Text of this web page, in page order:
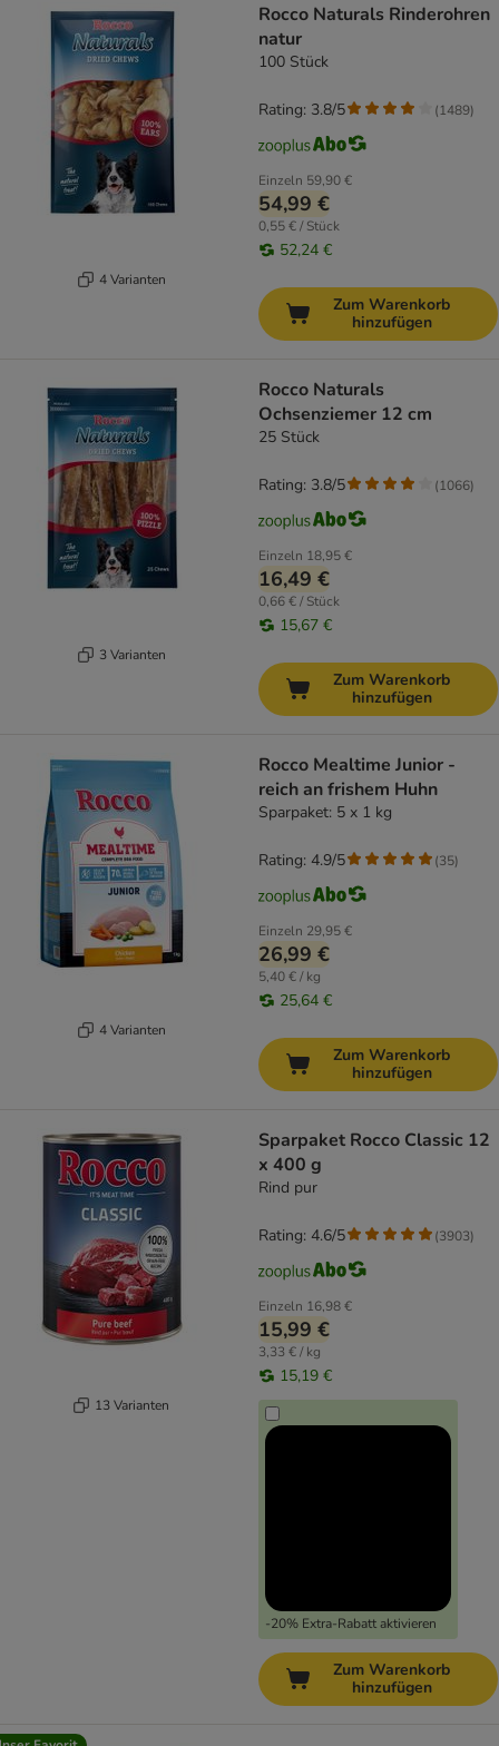
4 Varianten
Rocco Naturals Rinderohren
natur
100 Stück
Einzeln 59,90 €
54,99 €
0,55 € / Stück
52,24 €
Rating: 3.8/5 (1489)
Zum Warenkorb
hinzufügen
3 Varianten
Rocco Naturals
Ochsenziemer 12 cm
25 Stück
Einzeln 18,95 €
16,49 €
0,66 € / Stück
15,67 €
Rating: 3.8/5 (1066)
Zum Warenkorb
hinzufügen
4 Varianten
Rocco Mealtime Junior -
reich an frishem Huhn
Sparpaket: 5 x 1 kg
Einzeln 29,95 €
26,99 €
5,40 € / kg
25,64 €
Rating: 4.9/5 (35)
Zum Warenkorb
hinzufügen
13 Varianten
Sparpaket Rocco Classic 12
x 400 g
Rind pur
Einzeln 16,98 €
15,99 €
3,33 € / kg
15,19 €
-20% Extra-Rabatt aktivieren
Rating: 4.6/5 (3903)
Zum Warenkorb
hinzufügen